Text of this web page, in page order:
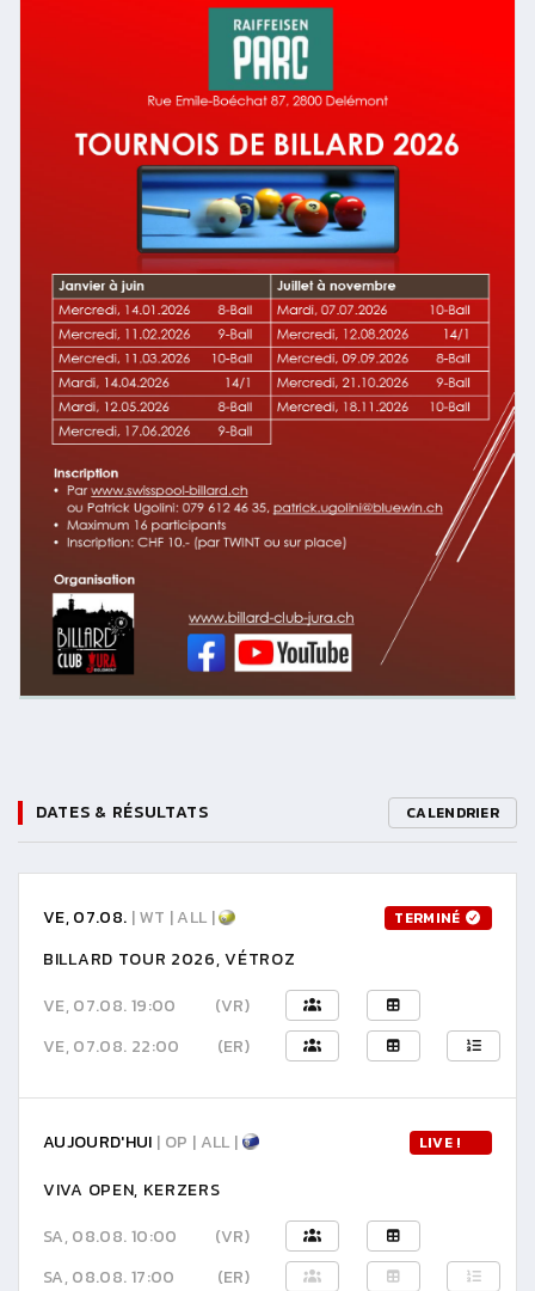
DATES & RÉSULTATS CALENDRIER
VE, 07.08. | WT | ALL | TERMINÉ
BILLARD TOUR 2026, VÉTROZ
VE, 07.08. 19:00
(VR)
VE, 07.08. 22:00
(ER)
AUJOURD'HUI | OP | ALL | LIVE !
VIVA OPEN, KERZERS
SA, 08.08. 10:00
(VR)
SA, 08.08. 17:00
(ER)